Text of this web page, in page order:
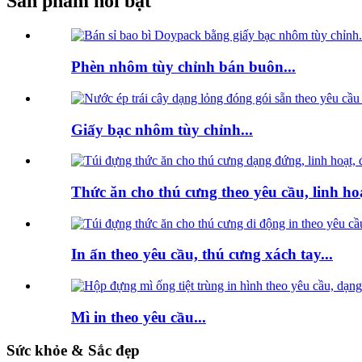
Phèn nhôm tùy chỉnh bán buôn...
Giấy bạc nhôm tùy chỉnh...
Thức ăn cho thú cưng theo yêu cầu, linh
In ấn theo yêu cầu, thú cưng xách tay...
Mì in theo yêu cầu...
Sức khỏe & Sắc đẹp